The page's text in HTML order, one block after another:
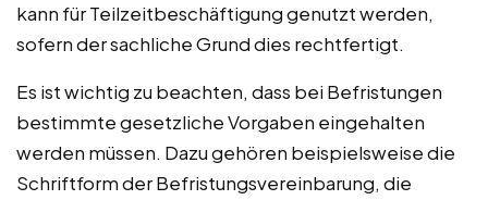
kann für Teilzeitbeschäftigung genutzt werden,
sofern der sachliche Grund dies rechtfertigt.
Es ist wichtig zu beachten, dass bei Befristungen
bestimmte gesetzliche Vorgaben eingehalten
werden müssen. Dazu gehören beispielsweise die
Schriftform der Befristungsvereinbarung, die